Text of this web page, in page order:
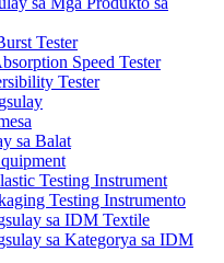
Tester
Speed ​​Tester
Tester
sa Balat
Testing Instrument
Testing Instrumento
sa IDM Textile
sa Kategorya sa IDM